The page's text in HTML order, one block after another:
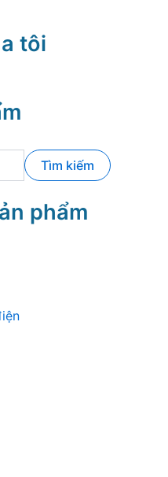
tôi
Tìm kiếm
phẩm